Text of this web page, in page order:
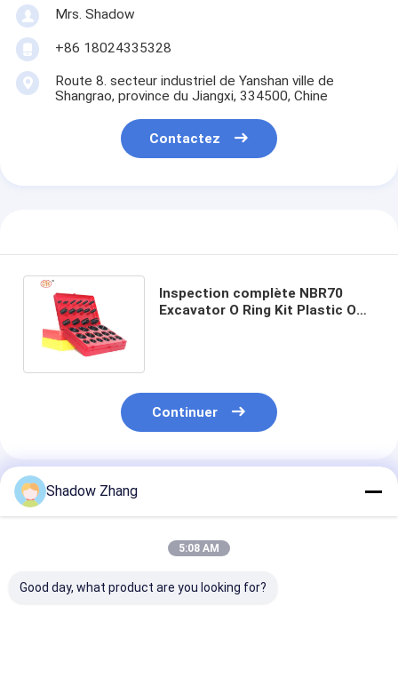
Mrs. Shadow
+86 18024335328
Route 8. secteur industriel de Yanshan ville de
Shangrao, province du Jiangxi, 334500, Chine
Contactez
Inspection complète NBR70
Excavator O Ring Kit Plastic O
Continuer
Produits Recommandés
Shadow Zhang
5:08 AM
Good day, what product are you looking for?